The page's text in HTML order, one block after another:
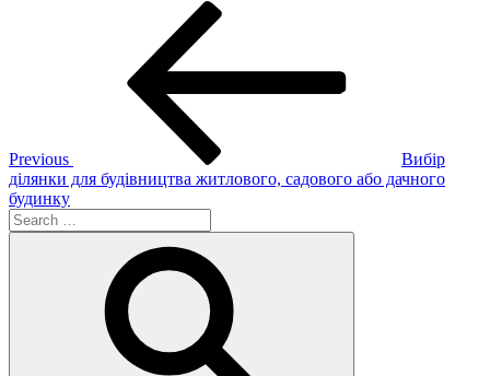
Previous
Вибір
ділянки для будівництва житлового, садового або дачного
будинку
Search
for: